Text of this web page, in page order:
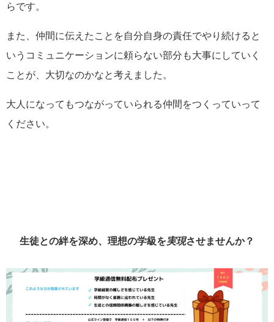
らです。
また、仲間に伝えたことを自分自身の責任でやり続けると
いうコミュニケーションに頼らない部分も大事にしていく
ことが、大切なのかなと考えました。
大人になってもつながっていられる仲間をつくっていって
ください。
生徒との絆を深め、理想の学級を実現させませんか？